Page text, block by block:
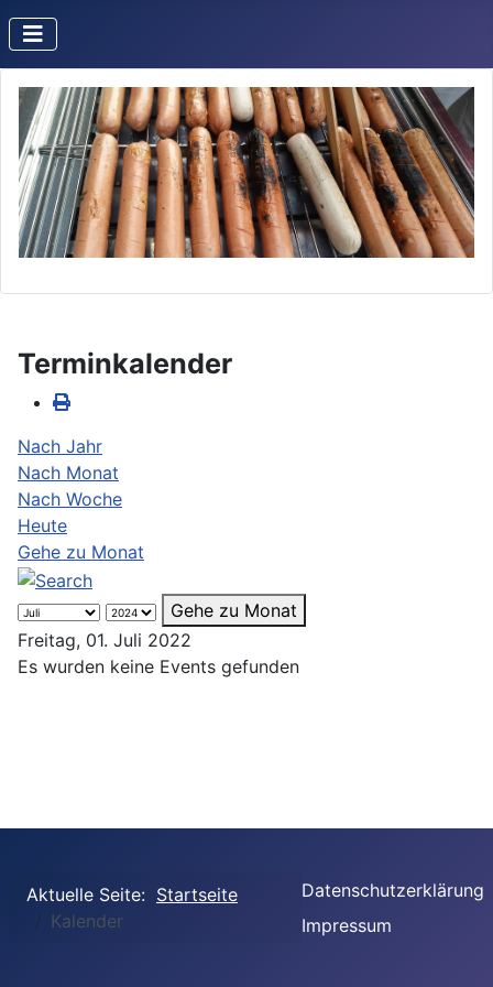
Terminkalender
Nach Jahr
Nach Monat
Nach Woche
Heute
Gehe zu Monat
Gehe zu Monat
Freitag, 01. Juli 2022
Es wurden keine Events gefunden
Aktuelle Seite: Startseite
Kalender
Datenschutzerklärung
Impressum